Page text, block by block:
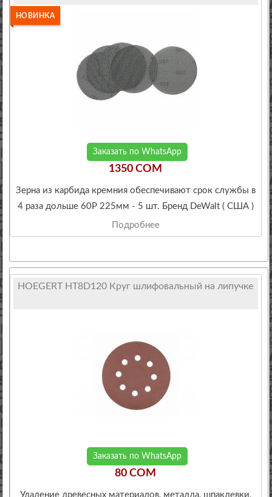
НОВИНКА
Заказать по WhatsApp
1350 COM
Зерна из карбида кремния обеспечивают срок службы в
4 раза дольше 60P 225мм - 5 шт. Бренд DeWalt ( США )
Подробнее
HOEGERT HT8D120 Круг шлифовальный на липучке
Заказать по WhatsApp
80 COM
Удаление древесных материалов, металла, шпаклевки,